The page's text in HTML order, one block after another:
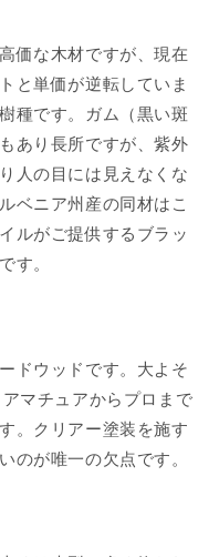
価な木材ですが、現在
と単価が逆転していま
種です。ガム（黒い斑
あり長所ですが、紫外
人の目には見えなくな
ベニア州産の同材はこ
ルがご提供するブラッ
す。
ドウッドです。大よそ
マチュアからプロまで
。クリアー塗装を施す
のが唯一の欠点です。